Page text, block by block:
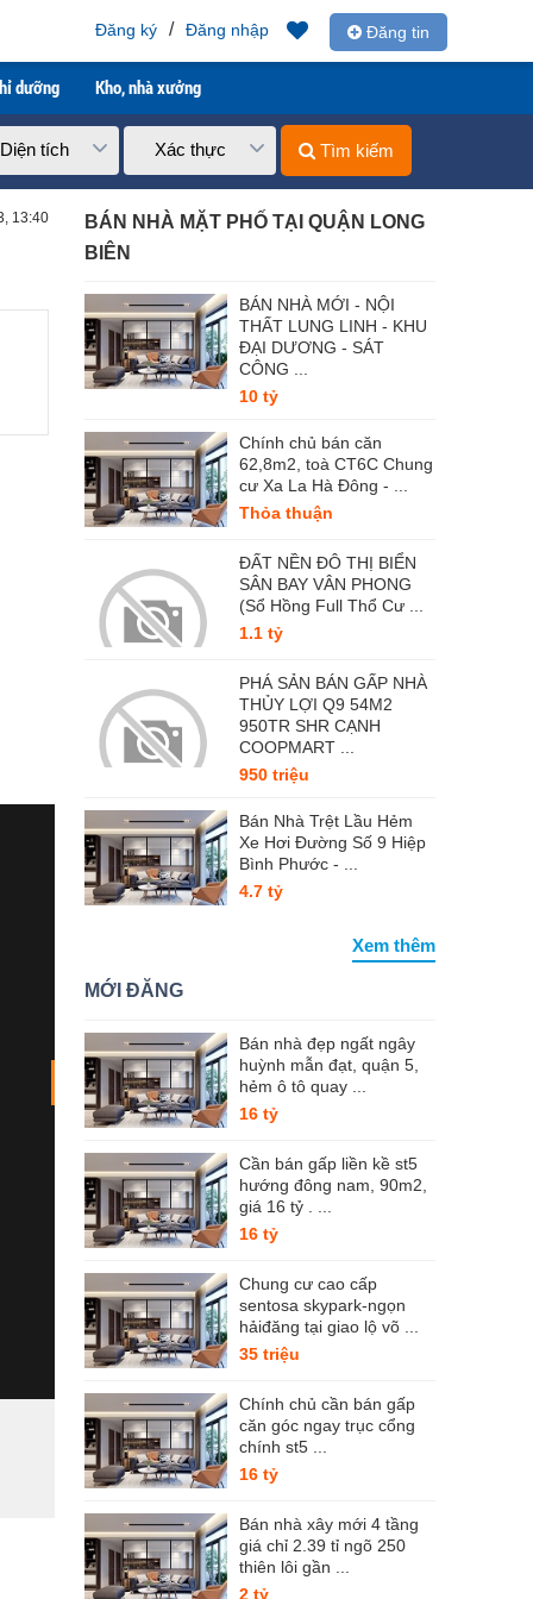
Đăng tin
Đăng nhập
/
Đăng ký
dưỡng Kho, nhà xưởng
Diện tích Xác thực Tìm kiếm
13:40
BÁN NHÀ MẶT PHỐ TẠI QUẬN LONG
BIÊN
BÁN NHÀ MỚI - NỘI
THẤT LUNG LINH - KHU
ĐẠI DƯƠNG - SÁT
CÔNG ...
10 tỷ
Chính chủ bán căn
62,8m2, toà CT6C Chung
cư Xa La Hà Đông - ...
Thỏa thuận
ĐẤT NỀN ĐÔ THỊ BIỂN
SÂN BAY VÂN PHONG
(Sổ Hồng Full Thổ Cư ...
1.1 tỷ
PHÁ SẢN BÁN GẤP NHÀ
THỦY LỢI Q9 54M2
950TR SHR CẠNH
COOPMART ...
950 triệu
Bán Nhà Trệt Lầu Hẻm
Xe Hơi Đường Số 9 Hiệp
Bình Phước - ...
4.7 tỷ
Xem thêm
MỚI ĐĂNG
Bán nhà đẹp ngất ngây
huỳnh mẫn đạt, quận 5,
hẻm ô tô quay ...
16 tỷ
Cần bán gấp liền kề st5
hướng đông nam, 90m2,
giá 16 tỷ . ...
16 tỷ
Chung cư cao cấp
sentosa skypark-ngọn
hảiđăng tại giao lộ võ ...
35 triệu
Chính chủ cần bán gấp
căn góc ngay trục cổng
chính st5 ...
16 tỷ
Bán nhà xây mới 4 tầng
giá chỉ 2.39 tỉ ngõ 250
thiên lôi gần ...
2 tỷ